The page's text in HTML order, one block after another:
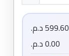
599.60 د.م.
0.00 د.م.